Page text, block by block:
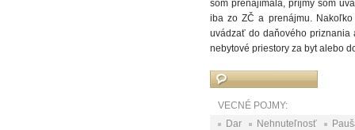
som prenajímala, príjmy som
iba zo ZČ a prenájmu.
uvádzať do daňového priznania
nebytové priestory za byt alebo
VECNÉ POJMY:
Dar
Nehnuteľnosť